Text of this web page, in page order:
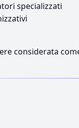
specializzati
considerata